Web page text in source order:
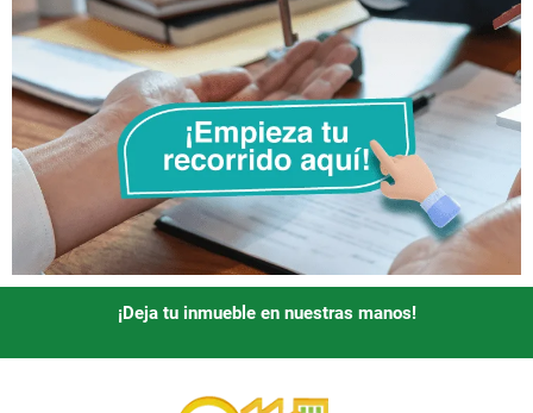
¡Deja tu inmueble en nuestras manos!